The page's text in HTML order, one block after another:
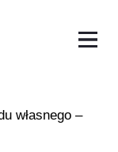
własnego –